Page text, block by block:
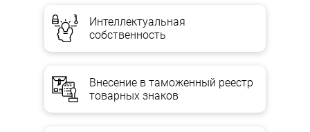
Интеллектуальная
собственность
Внесение в таможенный реестр
товарных знаков